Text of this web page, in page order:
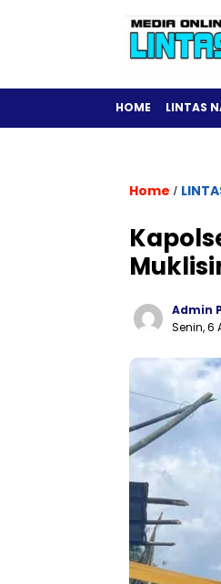
HOME LINTAS
Home /
Admin
Senin, 6